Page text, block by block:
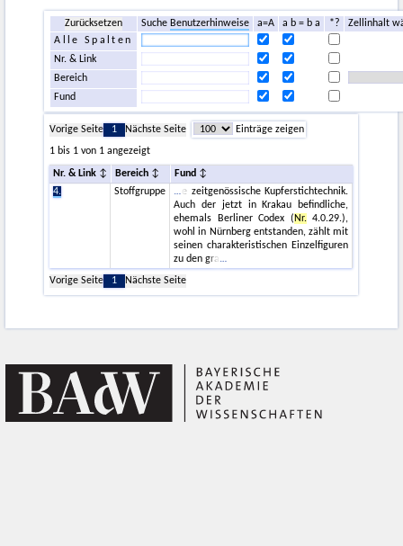
Zurücksetzen Suche Benutzerhinweise a=A a b = b a *?
Zellinhalt
Alle Spalten
Nr. & Link
Bereich
Fund
Vorige Seite 1 Nächste Seite
Einträge zeigen
1 bis 1 von 1 angezeigt
Nr. & Link Bereich
Fund
4.
Stoffgruppe
e zeitgenössische Kupferstichtechnik.
Auch der jetzt in Krakau befindliche,
ehemals Berliner Codex (Nr.4.0.29.),
wohl in Nürnberg entstanden, zählt mit
seinen charakteristischen Einzelfiguren
zu den gra
Vorige Seite
1 Nächste Seite